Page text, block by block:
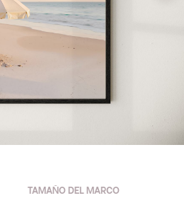
TAMAÑO DEL MARCO